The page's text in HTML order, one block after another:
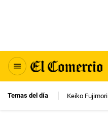
Temas del día Keiko Fujimori